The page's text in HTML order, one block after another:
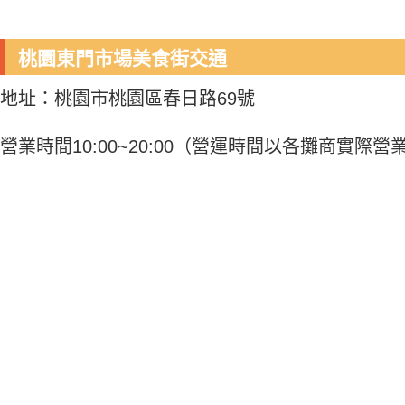
桃園東門市場美食街交通
地址：桃園市桃園區春日路69號
營業時間10:00~20:00（營運時間以各攤商實際營